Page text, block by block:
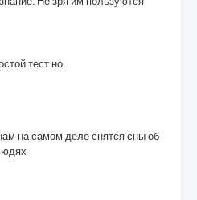
тест но..
на самом деле снятся сны об